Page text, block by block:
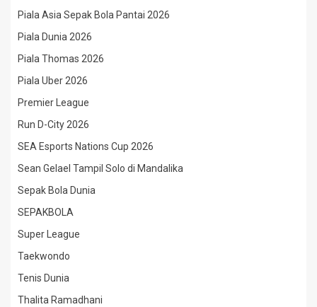
Piala Asia Sepak Bola Pantai 2026
Piala Dunia 2026
Piala Thomas 2026
Piala Uber 2026
Premier League
Run D-City 2026
SEA Esports Nations Cup 2026
Sean Gelael Tampil Solo di Mandalika
Sepak Bola Dunia
SEPAKBOLA
Super League
Taekwondo
Tenis Dunia
Thalita Ramadhani